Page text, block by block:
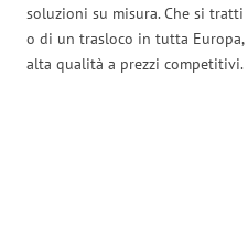
soluzioni su misura. Che si
o di un trasloco in tutta
alta qualità a prezzi competitivi.